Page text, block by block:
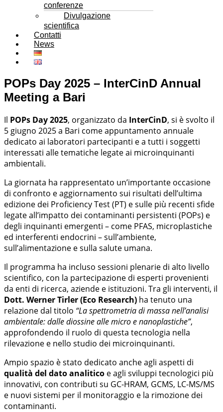
conferenze
Divulgazione
scientifica
Contatti
News
POPs Day 2025 – InterCinD Annual
Meeting a Bari
Il POPs Day 2025, organizzato da InterCinD, si è svolto il
5 giugno 2025 a Bari come appuntamento annuale
dedicato ai laboratori partecipanti e a tutti i soggetti
interessati alle tematiche legate ai microinquinanti
ambientali.
La giornata ha rappresentato un’importante occasione
di confronto e aggiornamento sui risultati dell’ultima
edizione dei Proficiency Test (PT) e sulle più recenti sfide
legate all’impatto dei contaminanti persistenti (POPs) e
degli inquinanti emergenti – come PFAS, microplastiche
ed interferenti endocrini – sull’ambiente,
sull’alimentazione e sulla salute umana.
Il programma ha incluso sessioni plenarie di alto livello
scientifico, con la partecipazione di esperti provenienti
da enti di ricerca, aziende e istituzioni. Tra gli interventi, il
Dott. Werner Tirler (Eco Research) ha tenuto una
relazione dal titolo “La spettrometria di massa nell’analisi
ambientale: dalle diossine alle micro e nanoplastiche”,
approfondendo il ruolo di questa tecnologia nella
rilevazione e nello studio dei microinquinanti.
Ampio spazio è stato dedicato anche agli aspetti di
qualità del dato analitico e agli sviluppi tecnologici più
innovativi, con contributi su GC-HRAM, GCMS, LC-MS/MS
e nuovi sistemi per il monitoraggio e la rimozione dei
contaminanti.